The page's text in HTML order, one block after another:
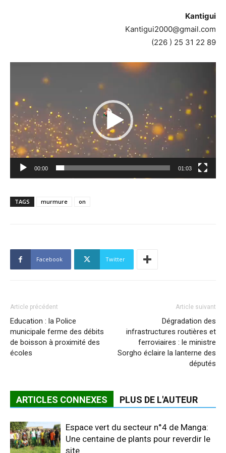
Kantigui
Kantigui2000@gmail.com
(226 ) 25 31 22 89
Lecteur
00:00 01:03
TAGS murmure on
Facebook Twitter
Article précédent
Education : la Police
municipale ferme des débits
de boisson à proximité des
écoles
Article suivant
Dégradation des
infrastructures routières et
ferroviaires : le ministre
Sorgho éclaire la lanterne des
députés
ARTICLES CONNEXES PLUS DE L'AUTEUR
Espace vert du secteur n°4 de Manga:
Une centaine de plants pour reverdir le
site